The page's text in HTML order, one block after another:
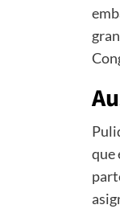
que